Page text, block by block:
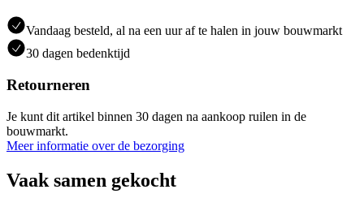
Vandaag besteld, al na een uur af te halen in jouw bouwmarkt
30 dagen bedenktijd
Retourneren
Je kunt dit artikel binnen 30 dagen na aankoop ruilen in de
bouwmarkt.
Meer informatie over de bezorging
Vaak samen gekocht